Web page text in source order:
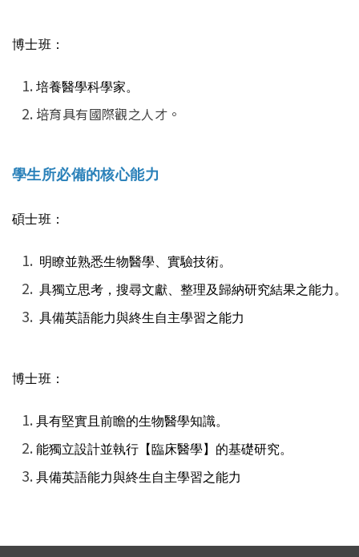
博士班：
培養醫學科學家。
培育具有國際觀之人才。
學生所必備的核心能力
碩士班：
明瞭並熟悉生物醫學、實驗技術。
具獨立思考，搜尋文獻、整理及歸納研究結果之能力。
具備英語能力與終生自主學習之能力
博士班：
具有堅實且前瞻的生物醫學知識。
能獨立設計並執行【臨床醫學】的基礎研究。
具備英語能力與終生自主學習之能力